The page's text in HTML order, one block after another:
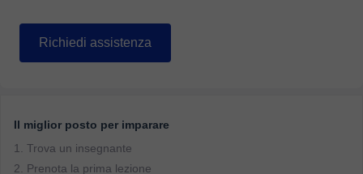
Richiedi assistenza
Il miglior posto per imparare
1. Trova un insegnante
2. Prenota la prima lezione